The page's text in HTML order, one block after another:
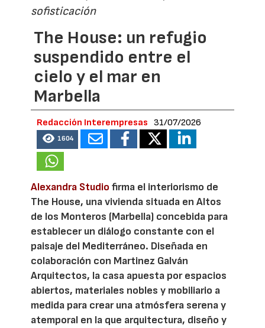
sofisticación
The House: un refugio
suspendido entre el
cielo y el mar en
Marbella
Redacción Interempresas 31/07/2026
1604
Alexandra Studio firma el interiorismo de
The House, una vivienda situada en Altos
de los Monteros (Marbella) concebida para
establecer un diálogo constante con el
paisaje del Mediterráneo. Diseñada en
colaboración con Martinez Galván
Arquitectos, la casa apuesta por espacios
abiertos, materiales nobles y mobiliario a
medida para crear una atmósfera serena y
atemporal en la que arquitectura, diseño y